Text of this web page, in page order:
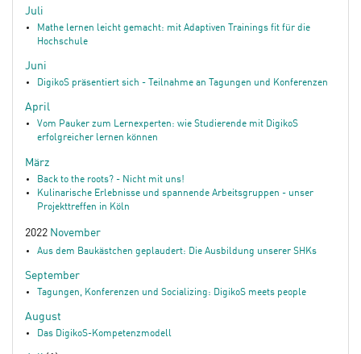
Juli
Mathe lernen leicht gemacht: mit Adaptiven Trainings fit für die
Hochschule
Juni
DigikoS präsentiert sich - Teilnahme an Tagungen und Konferenzen
April
Vom Pauker zum Lernexperten: wie Studierende mit DigikoS
erfolgreicher lernen können
März
Back to the roots? - Nicht mit uns!
Kulinarische Erlebnisse und spannende Arbeitsgruppen - unser
Projekttreffen in Köln
2022 November
Aus dem Baukästchen geplaudert: Die Ausbildung unserer SHKs
September
Tagungen, Konferenzen und Socializing: DigikoS meets people
August
Das DigikoS-Kompetenzmodell